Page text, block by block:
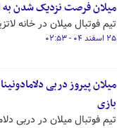
میلان فرصت نزدیک شدن به
تیم فوتبال میلان در خانه
۲۵ اسفند ۰۴ - ۰۲:۵۳
میلان پیروز دربی
بازی
تیم فوتبال میلان در دربی